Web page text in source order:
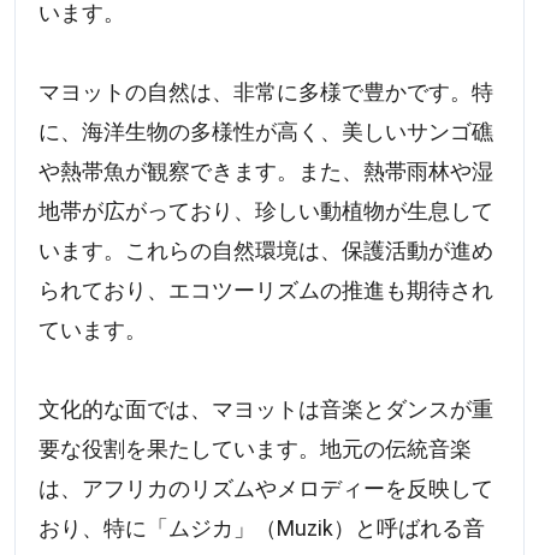
います。
マヨットの自然は、非常に多様で豊かです。特
に、海洋生物の多様性が高く、美しいサンゴ礁
や熱帯魚が観察できます。また、熱帯雨林や湿
地帯が広がっており、珍しい動植物が生息して
います。これらの自然環境は、保護活動が進め
られており、エコツーリズムの推進も期待され
ています。
文化的な面では、マヨットは音楽とダンスが重
要な役割を果たしています。地元の伝統音楽
は、アフリカのリズムやメロディーを反映して
おり、特に「ムジカ」（Muzik）と呼ばれる音